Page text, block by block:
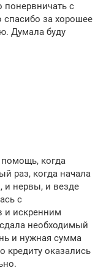
с
спасибо за хорошее
Думала буду
когда
раз, когда начала
и нервы, и везде
с
и искренним
необходимый
и нужная сумма
кредиту оказались